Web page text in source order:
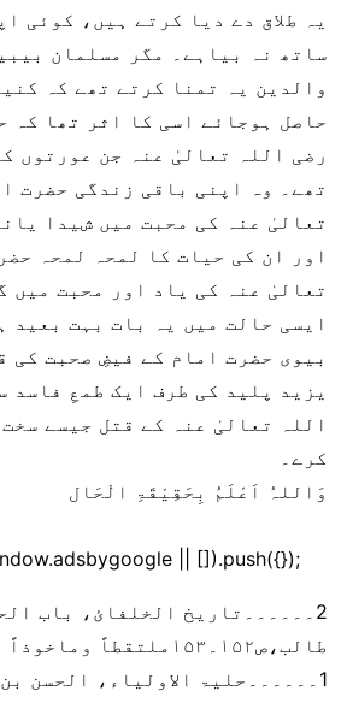
یہ طلاق دے دیا کرتے ہیں، کوئی
ساتھ نہ بیاہے۔ مگر مسلمان
والدین یہ تمنا کرتے تھے کہ
حاصل ہوجائے اسی کا اثر تھا کہ
رضی اللہ تعالیٰ عنہ جن عورتوں
تھے۔ وہ اپنی باقی زندگی حضرت
تعالیٰ عنہ کی محبت میں شیدا
اور ان کی حیات کا لمحہ لمحہ
ایسی حالت میں یہ بات بہت بعید
بیوی حضرت امام کے فیضِ صحبت کی
یزید پلید کی طرف ایک طمعِ فاسد
اللہ تعالیٰ عنہ کے قتل جیسے
کرے۔
وَاللہُ اَعْلَمُ بِحَقِیْقَۃِ الْحَال
|| []).push({});
2۔۔۔۔۔۔تاریخ الخلفائ، باب
طالب،ص۱۵۲۔۱۵۳ملتقطاً وماخوذاً
1۔۔۔۔۔۔حلیۃ الاولیاء، الحسن